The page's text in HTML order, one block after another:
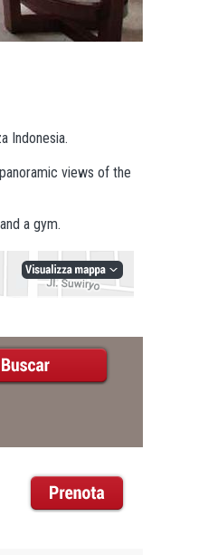
Indonesia.
views of the
a gym.